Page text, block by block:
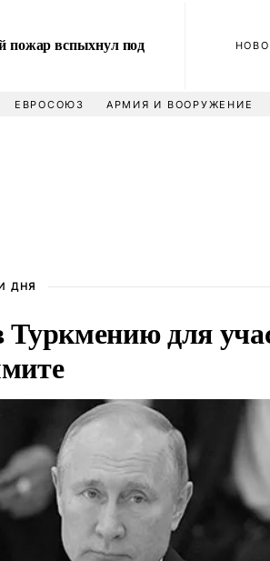
вспыхнул под
ЕВРОСОЮЗ АРМИЯ И ВООРУЖЕНИЕ
ДНЯ
для